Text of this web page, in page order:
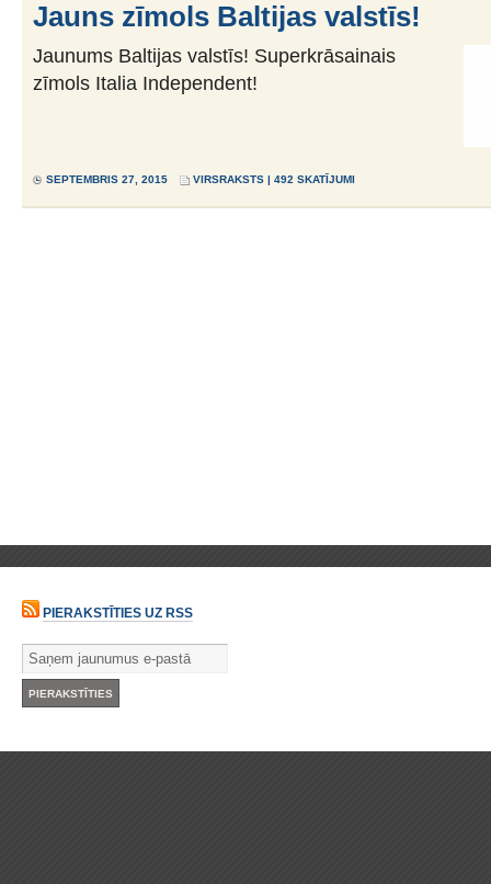
Jauns zīmols Baltijas valstīs!
Jaunums Baltijas valstīs! Superkrāsainais
zīmols Italia Independent!
SEPTEMBRIS 27, 2015 VIRSRAKSTS | 492 SKATĪJUMI
PIERAKSTĪTIES UZ RSS